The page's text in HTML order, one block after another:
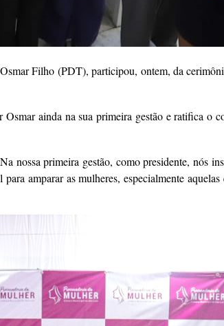
Filho (PDT), participou, ontem, da
ainda na sua primeira gestão e ratifica o
primeira gestão, como presidente, nós
amparar as mulheres, especialmente